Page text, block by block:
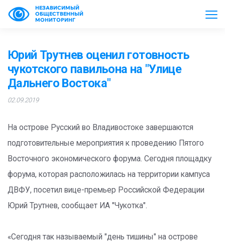
НЕЗАВИСИМЫЙ
ОБЩЕСТВЕННЫЙ
МОНИТОРИНГ
Юрий Трутнев оценил готовность
чукотского павильона на "Улице
Дальнего Востока"
02.09.2019
На острове Русский во Владивостоке завершаются
подготовительные мероприятия к проведению Пятого
Восточного экономического форума. Сегодня площадку
форума, которая расположилась на территории кампуса
ДВФУ, посетил вице-премьер Российской Федерации
Юрий Трутнев, сообщает ИА "Чукотка".
«Сегодня так называемый "день тишины" на острове